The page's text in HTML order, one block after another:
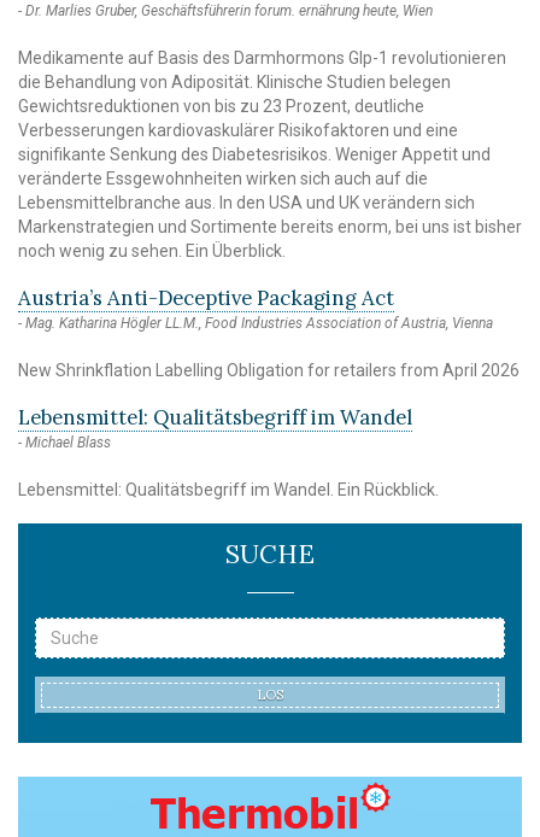
Dr. Marlies Gruber, Geschäftsführerin forum. ernährung heute, Wien
Medikamente auf Basis des Darmhormons Glp-1 revolutionieren
die Behandlung von Adiposität. Klinische Studien belegen
Gewichtsreduktionen von bis zu 23 Prozent, deutliche
Verbesserungen kardiovaskulärer Risikofaktoren und eine
signifikante Senkung des Diabetesrisikos. Weniger Appetit und
veränderte Essgewohnheiten wirken sich auch auf die
Lebensmittelbranche aus. In den USA und UK verändern sich
Markenstrategien und Sortimente bereits enorm, bei uns ist bisher
noch wenig zu sehen. Ein Überblick.
Austria’s Anti-Deceptive Packaging Act
Mag. Katharina Högler LL.M., Food Industries Association of Austria, Vienna
New Shrinkflation Labelling Obligation for retailers from April 2026
Lebensmittel: Qualitätsbegriff im Wandel
Michael Blass
Lebensmittel: Qualitätsbegriff im Wandel. Ein Rückblick.
SUCHE
LOS